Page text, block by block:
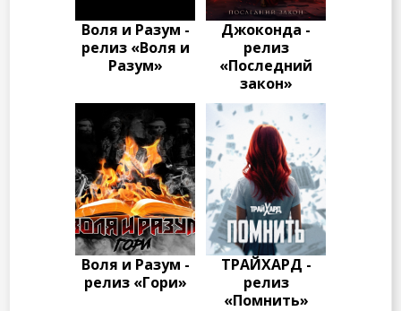
Воля и Разум -
релиз «Воля и
Разум»
Джоконда -
релиз
«Последний
закон»
Воля и Разум -
релиз «Гори»
ТРАЙХАРД -
релиз
«Помнить»